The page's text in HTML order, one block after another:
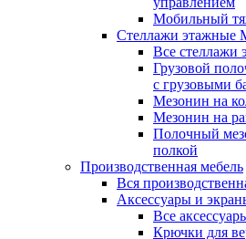
Мобильный
Стеллажи этажные
Все стеллажи
Грузовой
с грузовыми
Мезонин на
Мезонин на
Полочный
полкой
Производственная мебель
Вся
Аксессуары и
Все
Крючки для